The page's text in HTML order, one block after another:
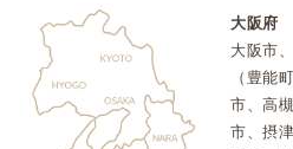
大阪府
大阪市
（豊能
市、高
市、摂